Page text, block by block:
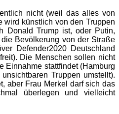
nicht (weil das alles von
wird künstlich von den Truppen
Donald Trump ist, oder Putin,
Bevölkerung von der Straße
Defender2020 Deutschland
Die Menschen sollen nicht
Einnahme stattfindet (Hamburg
Truppen umstellt).
aber Frau Merkel darf sich das
überlegen und vielleicht